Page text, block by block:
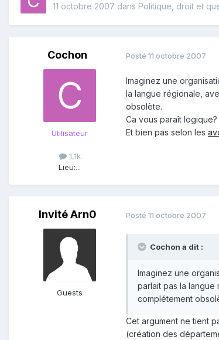
11 octobre 2007 dans Politique, droit et
Cochon
Utilisateur
1,1k
Lieu:...
Posté 11 octobre 2007
Imaginez une
la langue régionale,
obsolète.
Ca vous paraît logique?
Et bien pas selon les
Invité Arn0
Guests
Posté 11 octobre 2007
Cochon a dit :
Imaginez une
parlait pas la
complétement
Cet argument ne tient
(création des